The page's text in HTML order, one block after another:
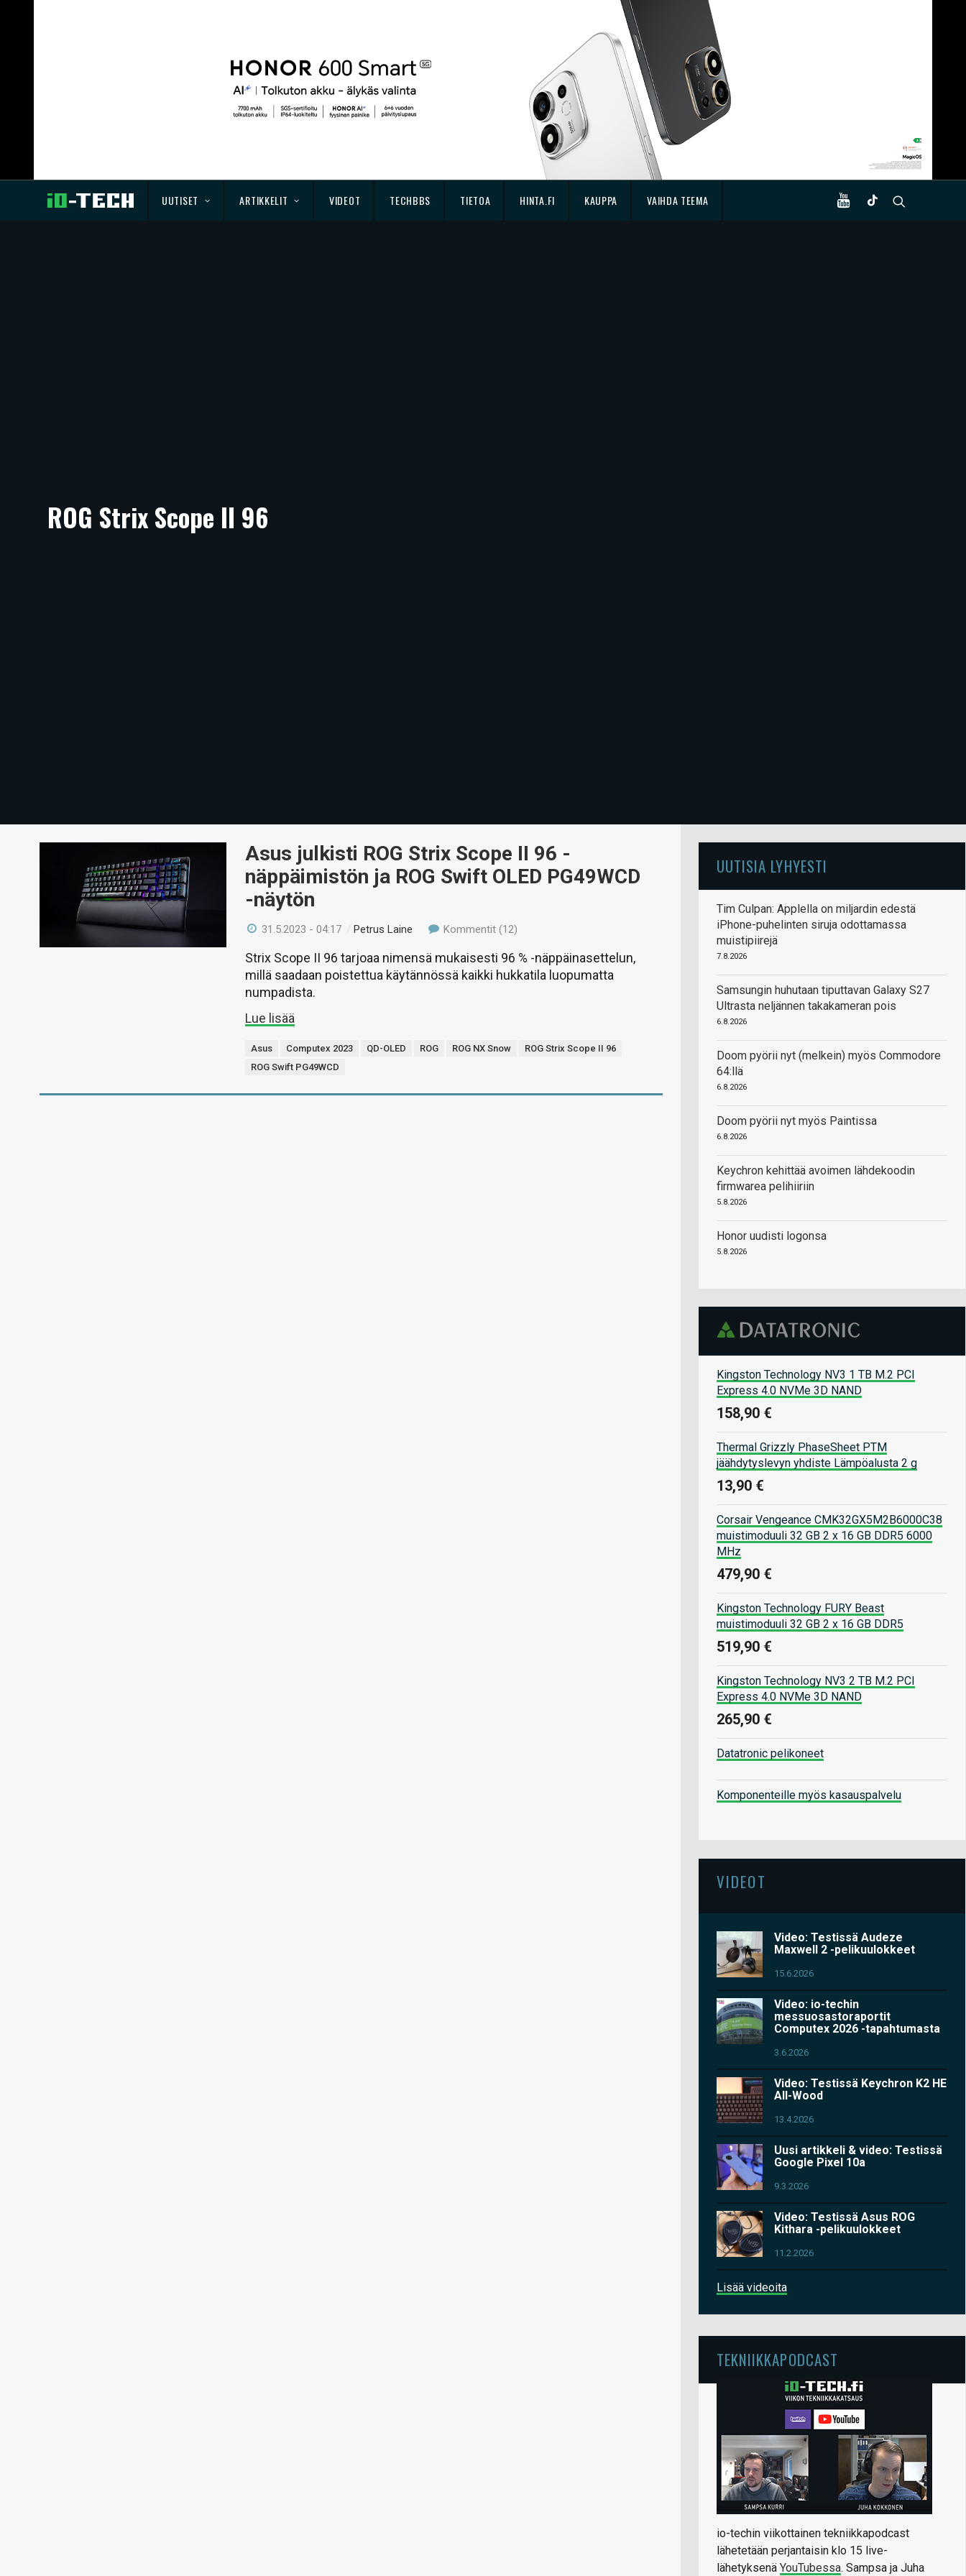
UUTISET ARTIKKELIT VIDEOT TECHBBS TIETOA HINTA.FI KAUPPA VAIHDA TEEMA
ROG Strix Scope II 96
Asus julkisti ROG Strix Scope II 96 -
näppäimistön ja ROG Swift OLED PG49WCD
-näytön
31.5.2023 - 04:17 /Petrus Laine Kommentit (12)
Strix Scope II 96 tarjoaa nimensä mukaisesti 96 % -näppäinasettelun,
millä saadaan poistettua käytännössä kaikki hukkatila luopumatta
numpadista.
Lue lisää
Asus Computex 2023 QD-OLED ROG ROG NX Snow
ROG Strix Scope II 96
ROG Swift PG49WCD
UUTISIA LYHYESTI
Tim Culpan: Applella on miljardin edestä
iPhone-puhelinten siruja odottamassa
muistipiirejä
7.8.2026
Samsungin huhutaan tiputtavan Galaxy S27
Ultrasta neljännen takakameran pois
6.8.2026
Doom pyörii nyt (melkein) myös Commodore
64:llä
6.8.2026
Doom pyörii nyt myös Paintissa
6.8.2026
Keychron kehittää avoimen lähdekoodin
firmwarea pelihiiriin
5.8.2026
Honor uudisti logonsa
5.8.2026
Kingston Technology NV3 1 TB M.2 PCI
Express 4.0 NVMe 3D NAND
158,90 €
Thermal Grizzly PhaseSheet PTM
jäähdytyslevyn yhdiste Lämpöalusta 2 g
13,90 €
Corsair Vengeance CMK32GX5M2B6000C38
muistimoduuli 32 GB 2 x 16 GB DDR5 6000
MHz
479,90 €
Kingston Technology FURY Beast
muistimoduuli 32 GB 2 x 16 GB DDR5
519,90 €
Kingston Technology NV3 2 TB M.2 PCI
Express 4.0 NVMe 3D NAND
265,90 €
Datatronic pelikoneet
Komponenteille myös kasauspalvelu
VIDEOT
Video: Testissä Audeze
Maxwell 2 -pelikuulokkeet
15.6.2026
Video: io-techin
messuosastoraportit
Computex 2026 -tapahtumasta
3.6.2026
Video: Testissä Keychron K2 HE
All-Wood
13.4.2026
Uusi artikkeli & video: Testissä
Google Pixel 10a
9.3.2026
Video: Testissä Asus ROG
Kithara -pelikuulokkeet
11.2.2026
Lisää videoita
TEKNIIKKAPODCAST
io-techin viikottainen tekniikkapodcast
lähetetään perjantaisin klo 15 live-
lähetyksenä YouTubessa. Sampsa ja Juha